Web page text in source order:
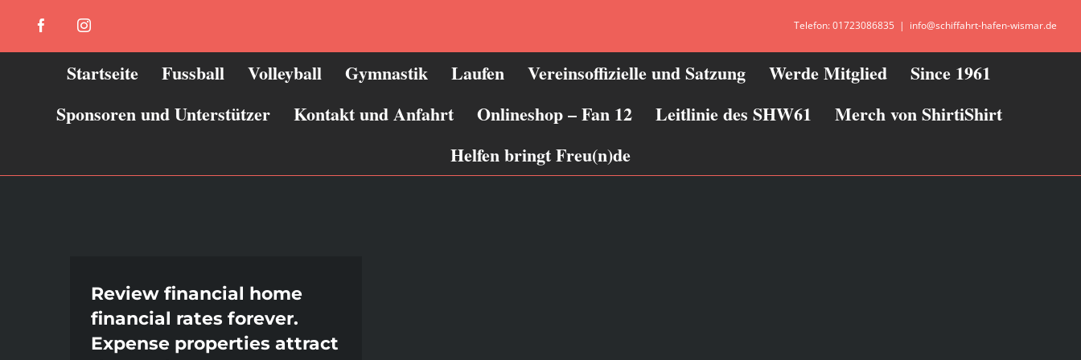
FacebookInstagram Telefon: 01723086835 | info@schiffahrt-hafen-wismar.de
Startseite Fussball Volleyball Gymnastik Laufen Vereinsoffizielle und Satzung Werde Mitglied
Since 1961
Sponsoren und Unterstützer
Kontakt und Anfahrt Onlineshop – Fan 12 Leitlinie des SHW61
Merch von ShirtiShirt
Helfen bringt Freu(n)de
Review financial home
financial rates forever.
Expense properties attract